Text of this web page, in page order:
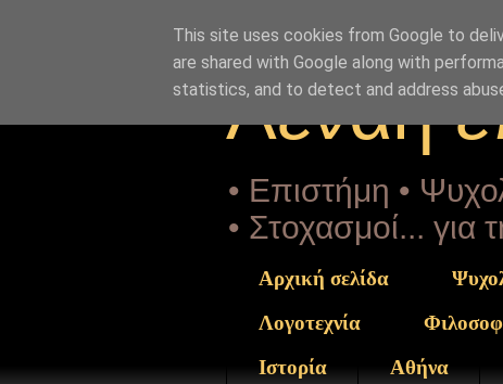
tis-agapis-mesa-apo-fysika-fainomena.html" } }
Αέναη
• Επιστήμη •
• Στοχασμοί...
Αρχική σελίδα
Λογοτεχνία
Ιστορία
Αθήνα
This site uses cookies from Google to
are shared with Google along with
statistics, and to detect and address